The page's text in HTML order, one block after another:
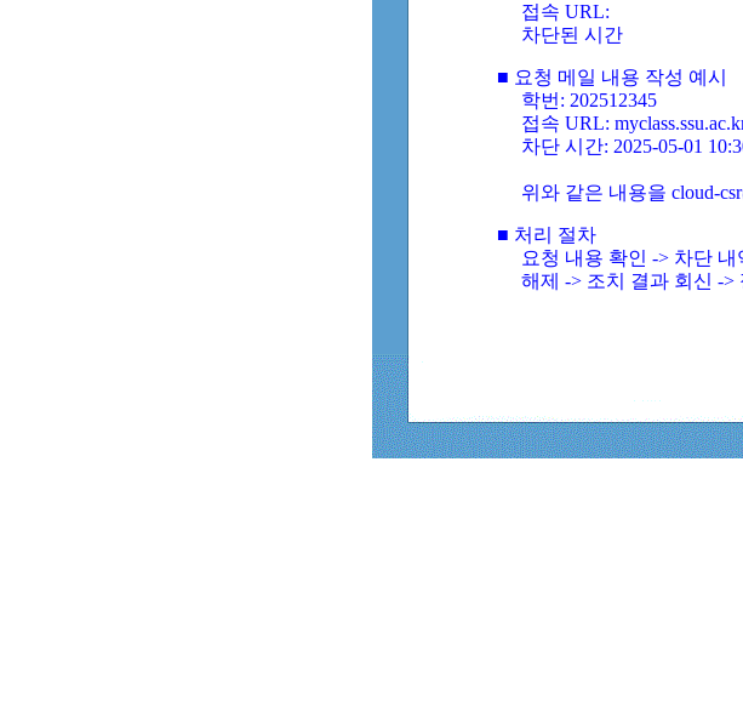
접속 URL:
차단된 시간
■ 요청 메일 내용 작성 예시
학번: 202512345
접속 URL:
차단 시간: 2025-05-01
위와 같은 내용을 cloud-
■ 처리 절차
요청 내용 확인 -> 차단
해제 -> 조치 결과 회신 ->